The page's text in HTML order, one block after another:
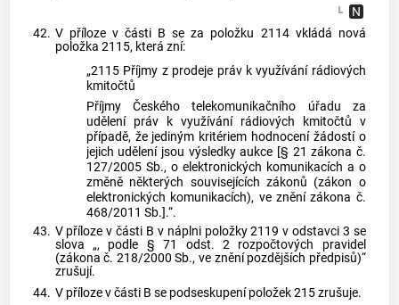
42. V příloze v části B se za položku 2114 vkládá nová
položka 2115, která zní:
„2115 Příjmy z prodeje práv k využívání rádiových
kmitočtů
Příjmy Českého telekomunikačního úřadu za
udělení práv k využívání rádiových kmitočtů v
případě, že jediným kritériem hodnocení žádostí o
jejich udělení jsou výsledky aukce [§ 21 zákona č.
127/2005 Sb., o elektronických komunikacích a o
změně některých souvisejících zákonů (zákon o
elektronických komunikacích), ve znění zákona č.
468/2011 Sb.].“.
43. V příloze v části B v náplni položky 2119 v odstavci 3 se
slova „, podle § 71 odst. 2 rozpočtových pravidel
(zákona č. 218/2000 Sb., ve znění pozdějších předpisů)“
zrušují.
44. V příloze v části B se podseskupení položek 215 zrušuje.